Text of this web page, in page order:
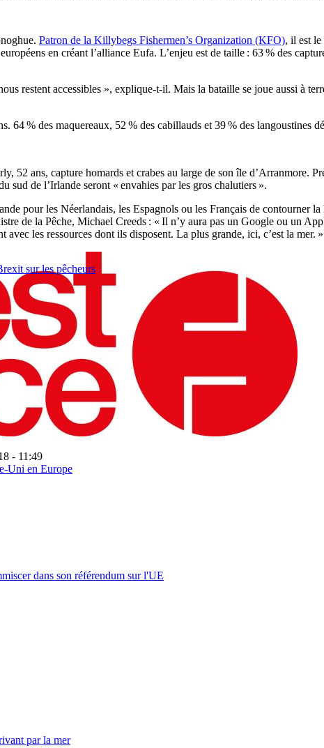
Patron de la Killybegs Fishermen’s Organization (KFO), il est le
en créant l’alliance Eufa. L’enjeu est de taille : 63 % des
restent accessibles », explique-t-il. Mais la bataille se joue aussi à
64 % des maquereaux, 52 % des cabillauds et 39 % des
52 ans, capture homards et crabes au large de son île d’Arranmore.
sud de l’Irlande seront « envahies par les gros chalutiers ».
pour les Néerlandais, les Espagnols ou les Français de contourner
de la Pêche, Michael Creeds : « Il n’y aura pas un Google ou un
les ressources dont ils disposent. La plus grande, ici, c’est la mer. »
sur les pêcheurs
- 11:49
Uni en Europe
dans son référendum sur l'UE
par la mer